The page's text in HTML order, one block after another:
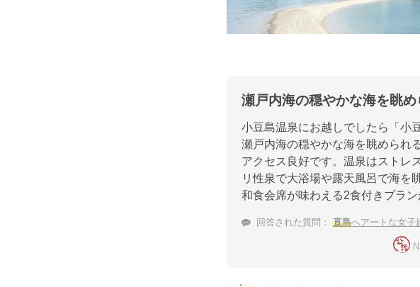
瀬戸内海の穏やかな海を眺
小豆島温泉にお越しでしたら「小
瀬戸内海の穏やかな海を眺められ
アクセス良好です。温泉はストレ
リ性泉で大浴場や露天風呂で海を
和食会席が味わえる2食付きプラン
回答された質問： 直島へアートな女子旅をし